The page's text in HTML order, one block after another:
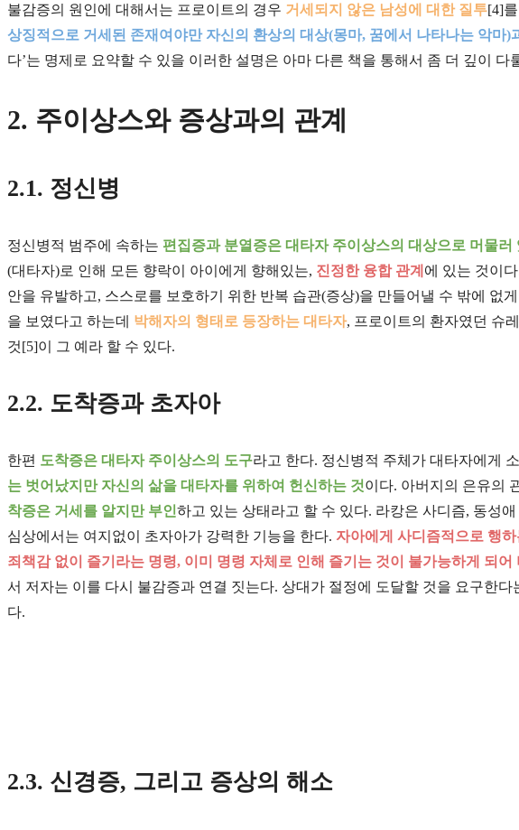
불감증의 원인에 대해서는 프로이트의 경우 거세되지 않은 남성에 대한 질투[4]
상징적으로 거세된 존재여야만 자신의 환상의 대상(몽마, 꿈에서 나타나는 악마)
다’는 명제로 요약할 수 있을 이러한 설명은 아마 다른 책을 통해서 좀 더 깊이 다
2. 주이상스와 증상과의 관계
2.1. 정신병
정신병적 범주에 속하는 편집증과 분열증은 대타자 주이상스의 대상으로 머물러
(대타자)로 인해 모든 향락이 아이에게 향해있는, 진정한 융합 관계 에 있는 것이
안을 유발하고, 스스로를 보호하기 위한 반복 습관(증상)을 만들어낼 수 밖에 없
을 보였다고 하는데 박해자의 형태로 등장하는 대타자, 프로이트의 환자였던 슈
것[5]이 그 예라 할 수 있다.
2.2. 도착증과 초자아
한편 도착증은 대타자 주이상스의 도구라고 한다. 정신병적 주체가 대타자에게
는 벗어났지만 자신의 삶을 대타자를 위하여 헌신하는 것이다. 아버지의 은유의
착증은 거세를 알지만 부인하고 있는 상태라고 할 수 있다. 라캉은 사디즘, 동성
심상에서는 여지없이 초자아가 강력한 기능을 한다. 자아에게 사디즘적으로 행
죄책감 없이 즐기라는 명령, 이미 명령 자체로 인해 즐기는 것이 불가능하게 되
서 저자는 이를 다시 불감증과 연결 짓는다. 상대가 절정에 도달할 것을 요구한
다.
2.3. 신경증, 그리고 증상의 해소